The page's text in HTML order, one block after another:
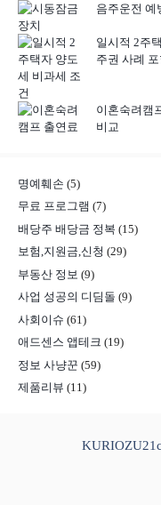
음주운전 예
일시적 2주
주권 사례
이혼숙려캠
비교
명예훼손 (5)
무료 프로그램 (7)
배당주 배당금 정복 (15)
보험,지원금,신청 (29)
부동산 정보 (9)
사업 성공의 디딤돌 (9)
사회이슈 (61)
애드센스 앱테크 (19)
정보 사냥꾼 (59)
제품리뷰 (11)